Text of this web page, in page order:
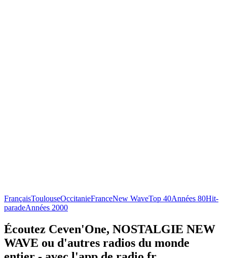
FrançaisToulouseOccitanieFranceNew WaveTop 40Années 80Hit-
paradeAnnées 2000
Écoutez Ceven'One, NOSTALGIE NEW
WAVE ou d'autres radios du monde